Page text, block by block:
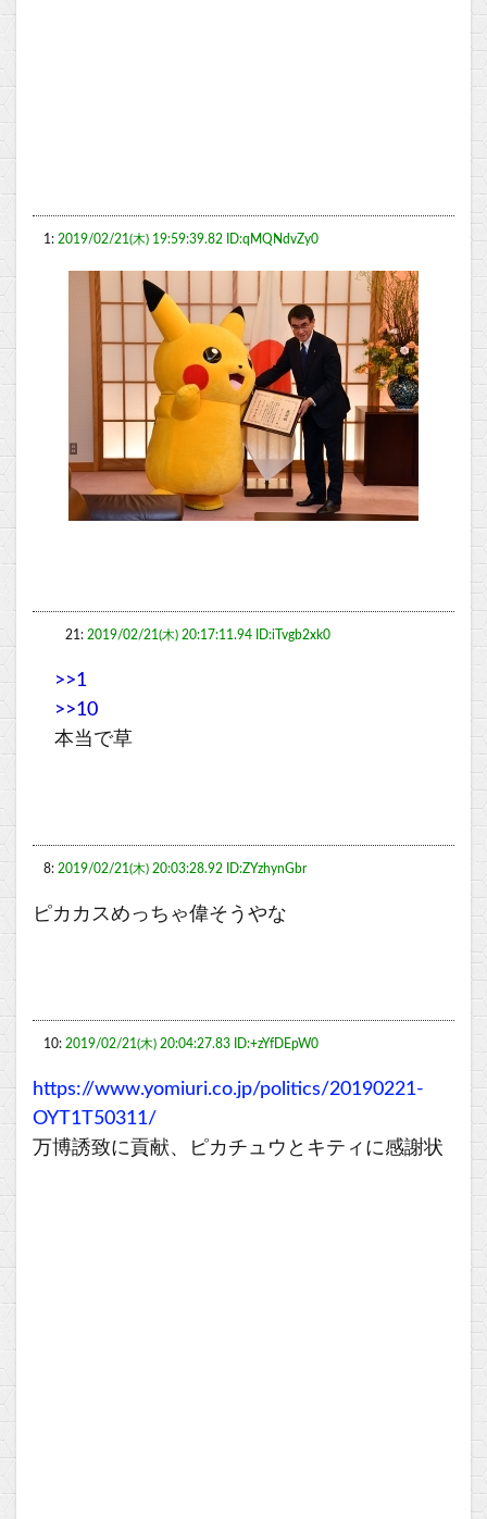
1: 2019/02/21(木) 19:59:39.82 ID:qMQNdvZy0
21: 2019/02/21(木) 20:17:11.94 ID:iTvgb2xk0
>>1
>>10
本当で草
8: 2019/02/21(木) 20:03:28.92 ID:ZYzhynGbr
ピカカスめっちゃ偉そうやな
10: 2019/02/21(木) 20:04:27.83 ID:+zYfDEpW0
https://www.yomiuri.co.jp/politics/20190221-
OYT1T50311/
万博誘致に貢献、ピカチュウとキティに感謝状